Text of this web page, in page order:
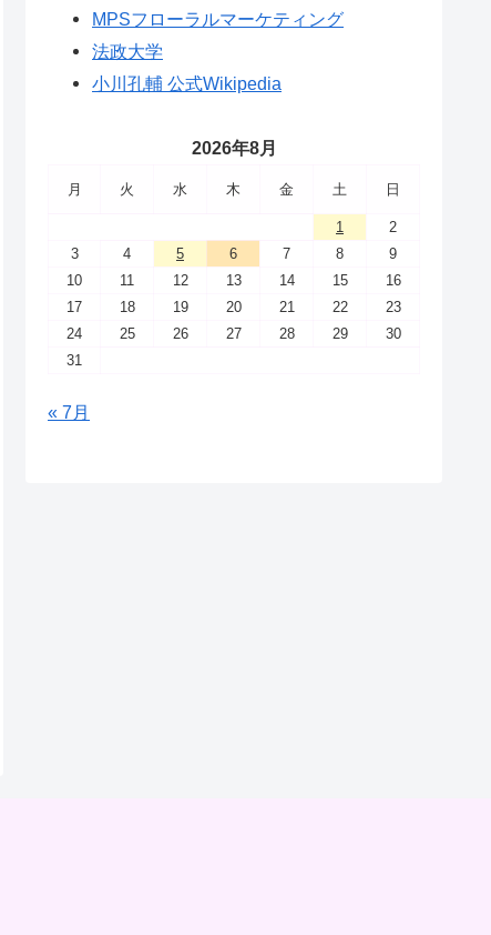
MPSフローラルマーケティング
法政大学
小川孔輔 公式Wikipedia
2026年8月
月 火 水 木 金 土 日
1
2
3
4 5 6 7 8
9
10
11 12 13 14 15
16
17
18 19 20 21 22
23
24
25 26 27 28 29
30
31
« 7月